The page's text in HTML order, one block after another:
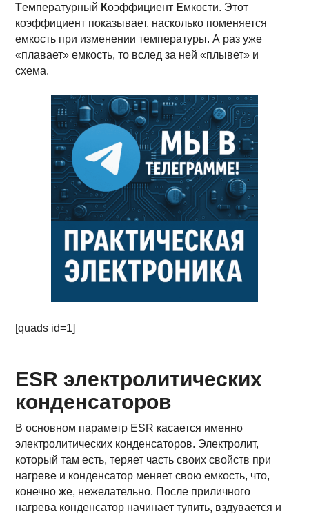
Температурный Коэффициент Емкости. Этот
коэффициент показывает, насколько поменяется
емкость при изменении температуры. А раз уже
«плавает» емкость, то вслед за ней «плывет» и
схема.
[quads id=1]
ESR электролитических
конденсаторов
В основном параметр ESR касается именно
электролитических конденсаторов. Электролит,
который там есть, теряет часть своих свойств при
нагреве и конденсатор меняет свою емкость, что,
конечно же, нежелательно. После приличного
нагрева конденсатор начинает тупить, вздувается и